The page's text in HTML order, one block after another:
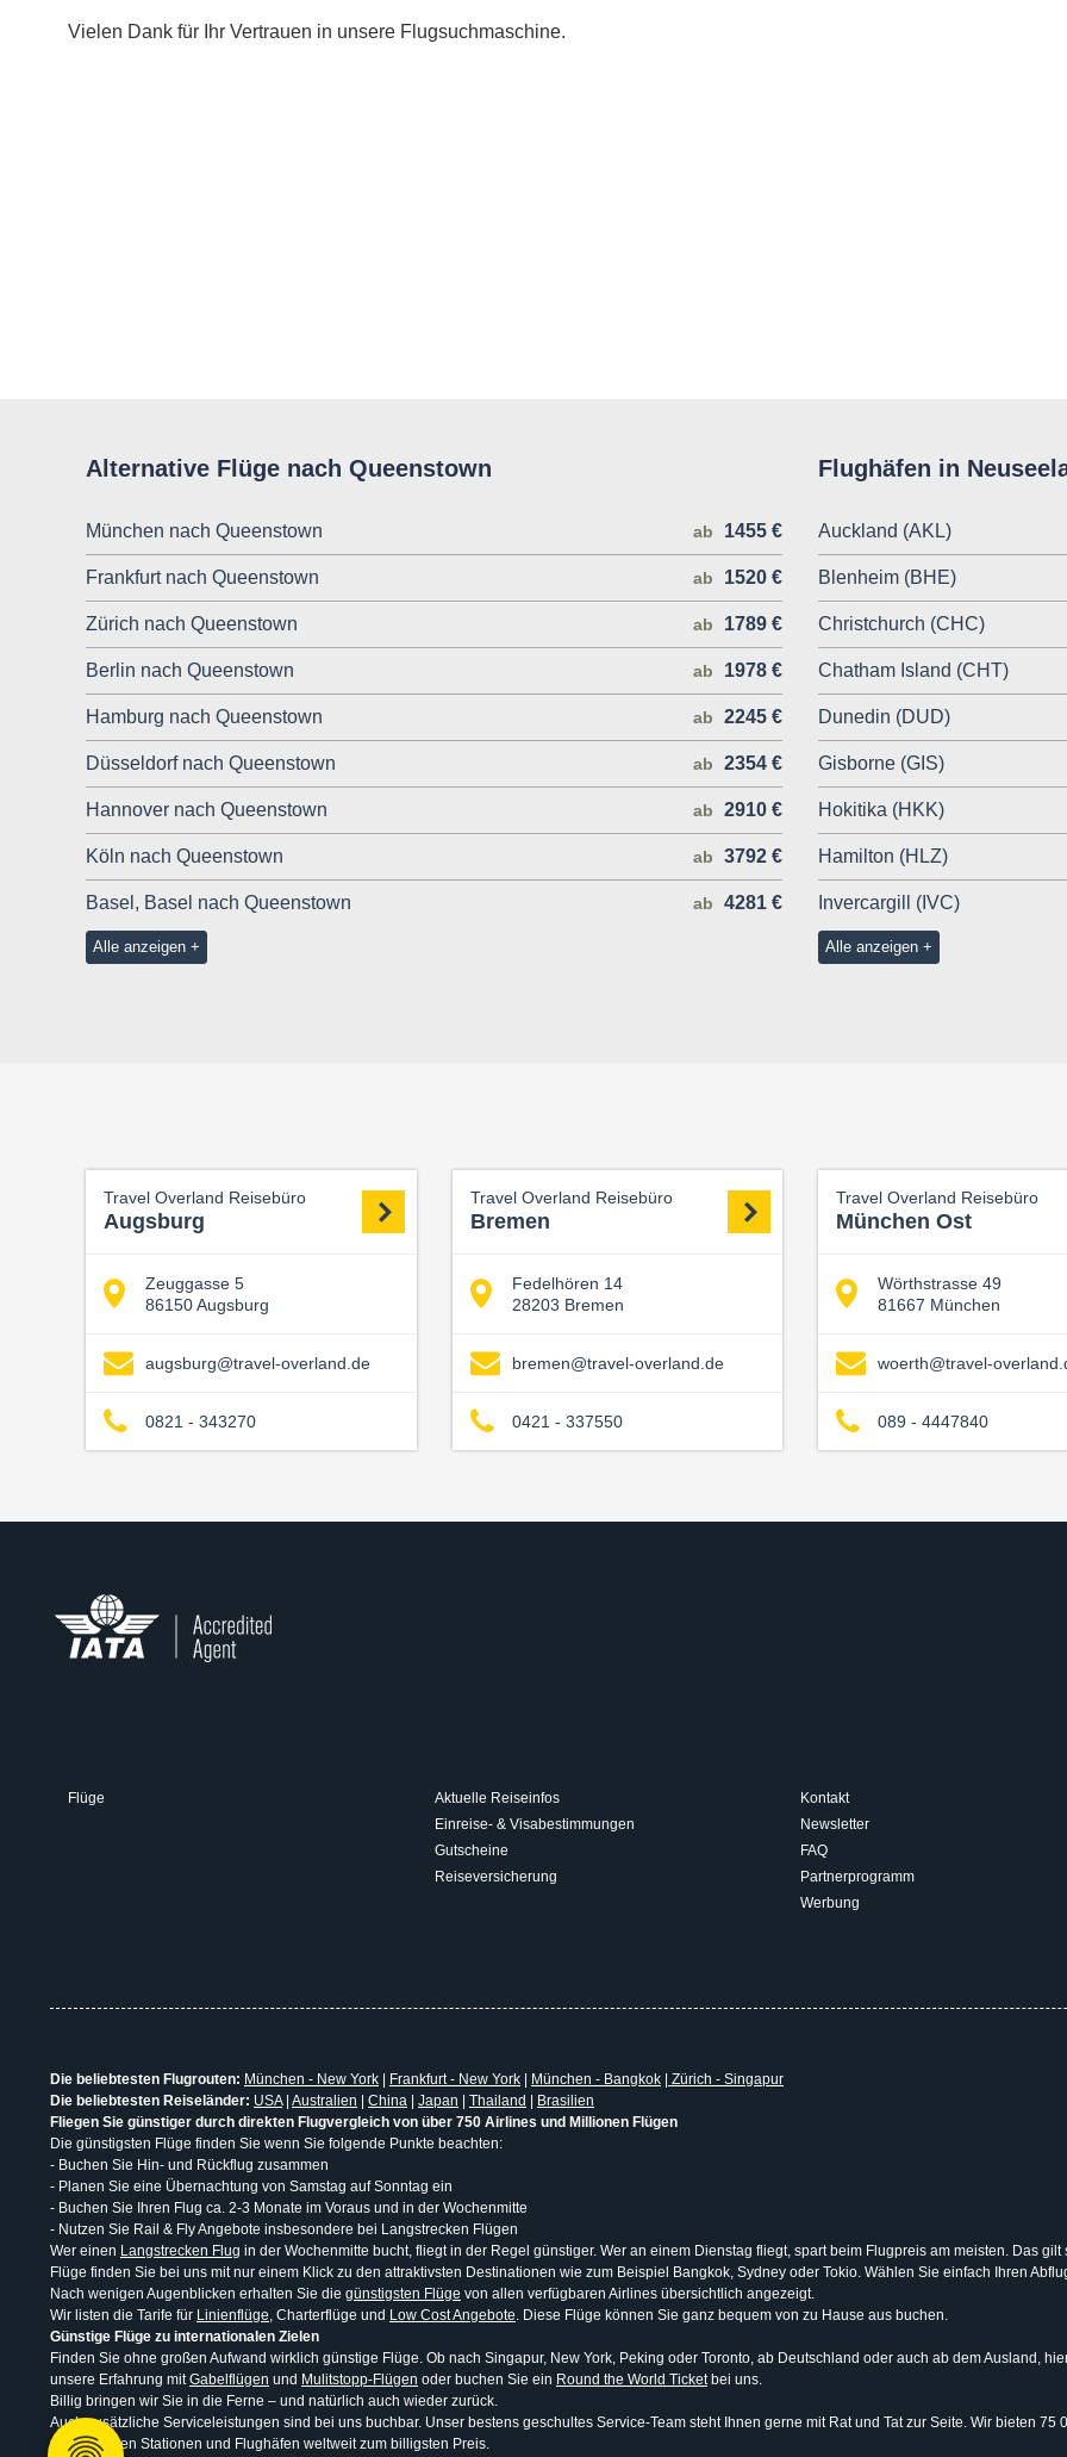
Vielen Dank für Ihr Vertrauen in unsere Flugsuchmaschine.
Alternative Flüge nach Queenstown
München nach Queenstown ab 1455 €
Frankfurt nach Queenstown ab 1520 €
Zürich nach Queenstown ab 1789 €
Berlin nach Queenstown ab 1978 €
Hamburg nach Queenstown ab 2245 €
Düsseldorf nach Queenstown ab 2354 €
Hannover nach Queenstown ab 2910 €
Köln nach Queenstown ab 3792 €
Basel, Basel nach Queenstown ab 4281 €
Alle anzeigen
Flughäfen in
Auckland (AKL)
Blenheim (BHE)
Christchurch (CHC)
Chatham Island (CHT)
Dunedin (DUD)
Gisborne (GIS)
Hokitika (HKK)
Hamilton (HLZ)
Invercargill (IVC)
Alle anzeigen
Travel Overland Reisebüro
Augsburg
Zeuggasse 5
86150 Augsburg
augsburg@travel-overland.de
0821 - 343270
Travel Overland Reisebüro
Bremen
Fedelhören 14
28203 Bremen
bremen@travel-overland.de
0421 - 337550
Travel Overland Reisebüro
München Ost
Wörthstrasse 49
81667 München
woerth@travel-
089 - 4447840
Flüge
Aktuelle Reiseinfos
Einreise- & Visabestimmungen
Gutscheine
Reiseversicherung
Kontakt
Newsletter
FAQ
Partnerprogramm
Werbung
Die beliebtesten Flugrouten: München - New York | Frankfurt - New York | München - Bangkok | Zürich - Singapur
Die beliebtesten Reiseländer: USA| Australien | China | Japan | Thailand | Brasilien
Fliegen Sie günstiger durch direkten Flugvergleich von über 750 Airlines und Millionen Flügen
Die günstigsten Flüge finden Sie wenn Sie folgende Punkte beachten:
- Buchen Sie Hin- und Rückflug zusammen
- Planen Sie eine Übernachtung von Samstag auf Sonntag ein
- Buchen Sie Ihren Flug ca. 2-3 Monate im Voraus und in der Wochenmitte
- Nutzen Sie Rail & Fly Angebote insbesondere bei Langstrecken Flügen
Wer einen Langstrecken Flug in der Wochenmitte bucht, fliegt in der Regel günstiger. Wer an einem Dienstag fliegt, spart beim Flugpreis am meisten. Das
Flüge finden Sie bei uns mit nur einem Klick zu den attraktivsten Destinationen wie zum Beispiel Bangkok, Sydney oder Tokio. Wählen Sie einfach Ihren
Nach wenigen Augenblicken erhalten Sie die günstigsten Flüge von allen verfügbaren Airlines übersichtlich angezeigt.
Wir listen die Tarife für Linienflüge , Charterflüge und Low Cost Angebote . Diese Flüge können Sie ganz bequem von zu Hause aus buchen.
Günstige Flüge zu internationalen Zielen
Finden Sie ohne großen Aufwand wirklich günstige Flüge. Ob nach Singapur, New York, Peking oder Toronto, ab Deutschland oder auch ab dem Ausland,
unsere Erfahrung mitGabelflügen und Mulitstopp-Flügen oder buchen Sie ein Round the World Ticketbei uns.
Billig bringen wir Sie in die Ferne – und natürlich auch wieder zurück.
Auch zusätzliche Serviceleistungen sind bei uns buchbar. Unser bestens geschultes Service-Team steht Ihnen gerne mit Rat und Tat zur Seite. Wir bieten
uns an vielen Stationen und Flughäfen weltweit zum billigsten Preis.